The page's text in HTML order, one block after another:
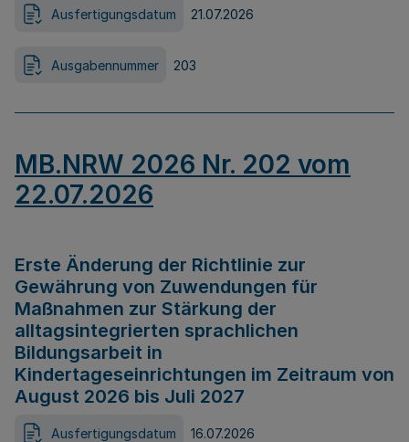
Ausfertigungsdatum 21.07.2026
Ausgabennummer 203
MB.NRW 2026 Nr. 202 vom
22.07.2026
Erste Änderung der Richtlinie zur
Gewährung von Zuwendungen für
Maßnahmen zur Stärkung der
alltagsintegrierten sprachlichen
Bildungsarbeit in
Kindertageseinrichtungen im Zeitraum von
August 2026 bis Juli 2027
Ausfertigungsdatum 16.07.2026